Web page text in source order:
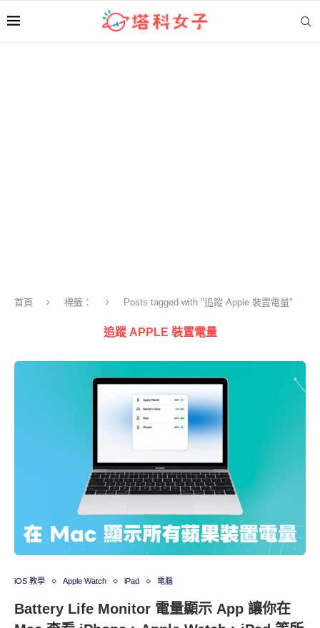
首頁 標籤： Posts tagged with "追蹤 Apple 裝置電量"
追蹤 APPLE 裝置電量
iOS 教學 Apple Watch iPad 電腦
Battery Life Monitor 電量顯示 App 讓你在